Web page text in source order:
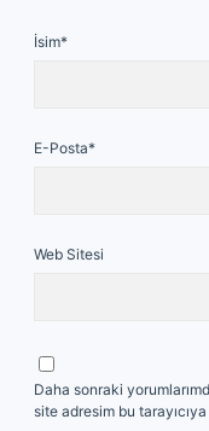
İsim*
E-Posta*
Web Sitesi
Daha sonraki
site adresim bu